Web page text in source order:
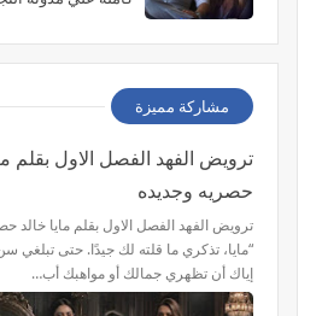
مشاركة مميزة
ترويض الفهد الفصل الاول بقلم
حصريه وجديده
ترويض الفهد الفصل الاول بقلم مايا خالد
“مايا، تذكري ما قلته لك جيدًا. حتى تبلغي
إياك أن تظهري جمالك أو مواهبك أب…